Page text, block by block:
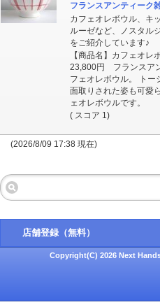
フランスアンティー
カフェオレボウル、キ
ルーゼなど、ノスタル
をご紹介しています♪
【商品名】カフェオ
23,800円 フランスア
フェオレボウル。 トー
面取りされた姿も可愛
ェオレボウルです。
( スコア 1)
(2026/8/09 17:38 現在)
店舗登録（無料）
Copyright(C) 2026 Next